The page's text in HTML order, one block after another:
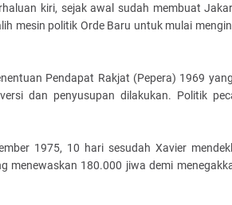
kiri, sejak awal sudah membuat
mesin politik Orde Baru untuk mulai
Pendapat Rakjat (Pepera) 1969
dan penyusupan dilakukan. Politik
1975, 10 hari sesudah Xavier
menewaskan 180.000 jiwa demi